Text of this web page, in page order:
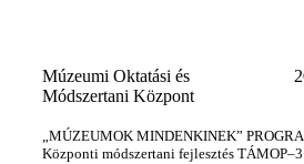
Múzeumi Oktatási és
Módszertani Központ
„MÚZEUMOK MINDENKINEK”
Központi módszertani fejlesztés